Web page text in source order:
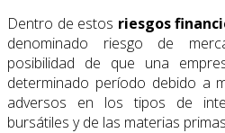
Dentro de estos riesgos
denominado riesgo de
posibilidad de que una
determinado período debido a
adversos en los tipos de
bursátiles y de las materias